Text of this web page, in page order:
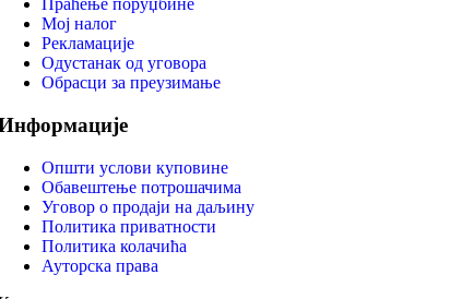
Праћење поруџбине
Мој налог
Рекламације
Одустанак од уговора
Обрасци за преузимање
Општи услови куповине
Обавештење потрошачима
Уговор о продаји на даљину
Политика приватности
Политика колачића
Ауторска права